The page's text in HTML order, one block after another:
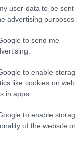
user data to be
advertising purposes.
to send me
to enable
like cookies on
in apps.
to enable
of the website